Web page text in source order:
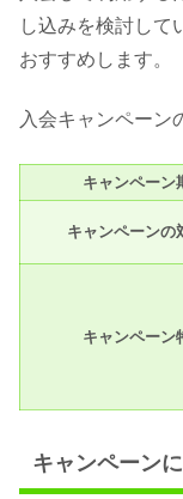
し込みを検討して
おすすめします。
入会キャンペーン
キャンペーン
キャンペーンの
キャンペーン
キャンペーン